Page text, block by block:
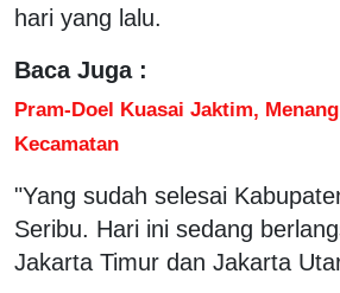
hari yang lalu.
Baca Juga :
Pram-Doel Kuasai Jaktim,
Kecamatan
"Yang sudah selesai
Seribu. Hari ini sedang
Jakarta Timur dan Jakarta